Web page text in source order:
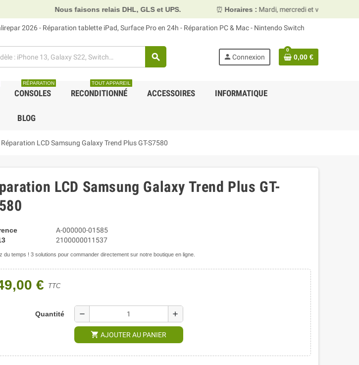
Nous faisons relais DHL, GLS et UPS. ⏰Horaires : Mardi, mercredi et vendredi 10h00–13h30 &
2026 - Réparation tablette iPad, Surface Pro en 24h - Réparation PC & Mac - Nintendo Switch
search person Connexion
0
0,00 €
CONSOLES
RÉPARATION
RECONDITIONNÉ
TOUT APPAREIL
ACCESSOIRES INFORMATIQUE
BLOG
Réparation LCD Samsung Galaxy Trend Plus GT-S7580
LCD Samsung Galaxy Trend Plus GT-
A-000000-01585
2100000011537
du temps ! 3 solutions pour commander directement sur notre boutique en ligne.
€ TTC
Quantité remove add
shopping_cart AJOUTER AU PANIER